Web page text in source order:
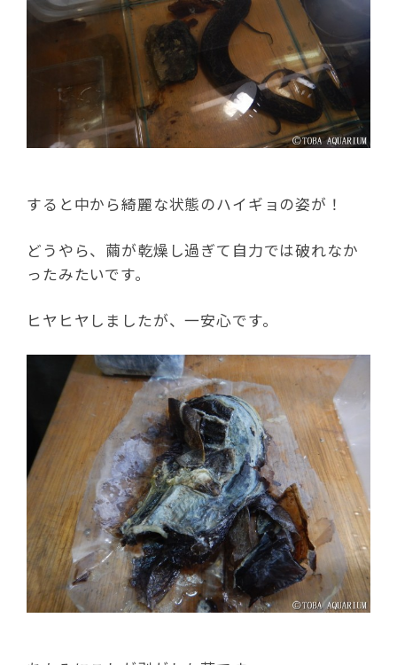
すると中から綺麗な状態のハイギョの姿が！
どうやら、繭が乾燥し過ぎて自力では破れなか
ったみたいです。
ヒヤヒヤしましたが、一安心です。